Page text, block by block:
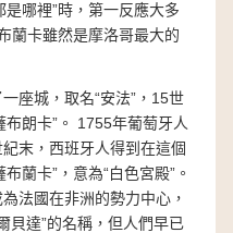
哪裡”時，第一反應大多
蘭卡雖然是摩洛哥最大的
座城，取名“安法”，15世
朗卡”。 1755年葡萄牙人
末，西班牙人得到在這個
蘭卡”，意為“白色宮殿”。
法國在非洲的勢力中心，
貝達”的名稱，但人們早已